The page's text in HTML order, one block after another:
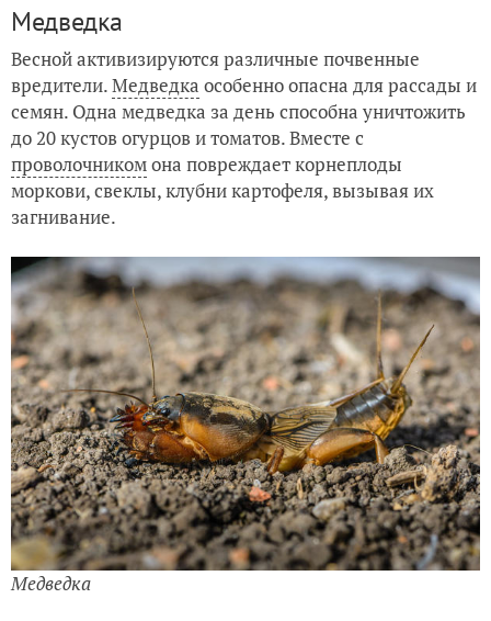
Медведка
Весной активизируются различные почвенные
вредители.Медведка особенно опасна для рассады и
семян. Одна медведка за день способна уничтожить
до 20 кустов огурцов и томатов. Вместе с
проволочникомона повреждает корнеплоды
моркови, свеклы, клубни картофеля, вызывая их
загнивание.
Медведка